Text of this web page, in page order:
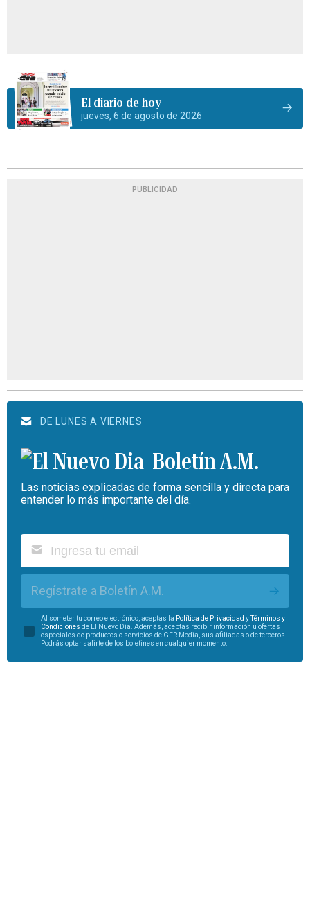
El diario de hoy
jueves, 6 de agosto de 2026
PUBLICIDAD
DE LUNES A VIERNES
Boletín A.M.
Las noticias explicadas de forma sencilla y directa para
entender lo más importante del día.
Regístrate a Boletín A.M.
Al someter tu correo electrónico, aceptas la Política de Privacidad yTérminos y
Condiciones de El Nuevo Día. Además, aceptas recibir información u ofertas
especiales de productos o servicios de GFR Media, sus afiliadas o de terceros.
Podrás optar salirte de los boletines en cualquier momento.